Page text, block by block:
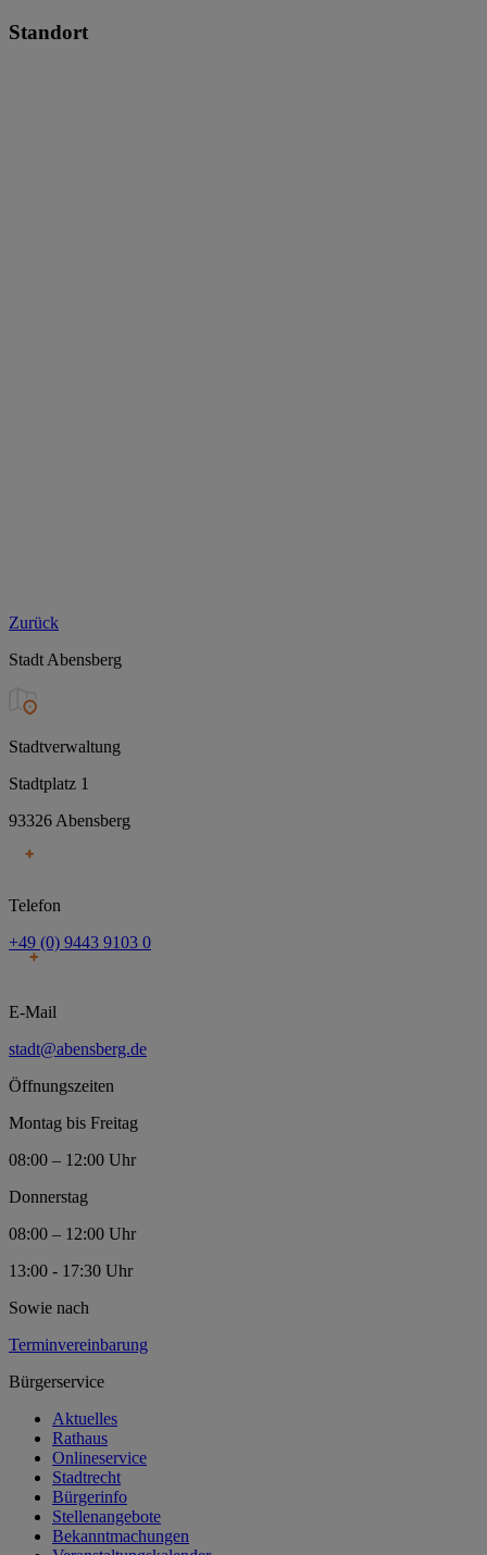
Standort
Zurück
Stadt Abensberg
Stadtverwaltung
Stadtplatz 1
93326 Abensberg
Telefon
+49 (0) 9443 9103 0
E-Mail
stadt@abensberg.de
Öffnungszeiten
Montag bis Freitag
08:00 – 12:00 Uhr
Donnerstag
08:00 – 12:00 Uhr
13:00 - 17:30 Uhr
Sowie nach
Terminvereinbarung
Bürgerservice
Aktuelles
Rathaus
Onlineservice
Stadtrecht
Bürgerinfo
Stellenangebote
Bekanntmachungen